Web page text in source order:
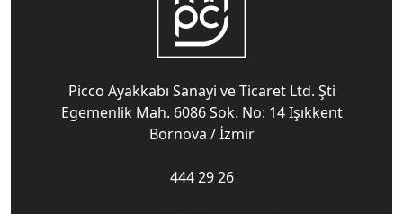
Picco Ayakkabı Sanayi ve Ticaret Ltd. Şti
Egemenlik Mah. 6086 Sok. No: 14 Işıkkent
Bornova / İzmir
444 29 26